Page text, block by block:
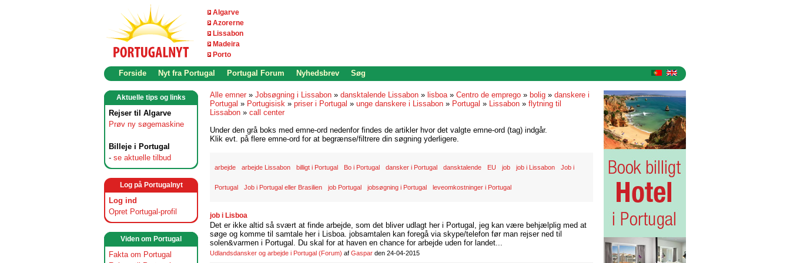
Algarve
Azorerne
Lissabon
Madeira
Porto
Forside Nyt fra Portugal Portugal Forum Nyhedsbrev Søg
Aktuelle tips og links
Rejser til Algarve
Prøv ny søgemaskine
Billeje i Portugal
- se aktuelle tilbud
Log på Portugalnyt
Log ind
Opret Portugal-profil
Viden om Portugal
Fakta om Portugal
Alle emner » Jobsøgning i Lissabon » dansktalende Lissabon » lisboa» Centro de emprego » bolig » danskere i
Portugal » Portugisisk » priser i Portugal » unge danskere i Lissabon » Portugal » Lissabon » flytning til
Lissabon » call center
Under den grå boks med emne-ord nedenfor findes de artikler hvor det valgte emne-ord (tag) indgår.
Klik evt. på flere emne-ord for at begrænse/filtrere din søgning yderligere.
arbejde arbejde Lissabon billigt i Portugal Bo i Portugal dansker i Portugal dansktalende EU job job i Lissabon Job i
Portugal Job i Portugal eller Brasilien job Portugal jobsøgning i Portugal leveomkostninger i Portugal
job i Lisboa
Det er ikke altid så svært at finde arbejde, som det bliver udlagt her i Portugal, jeg kan være behjælplig med at
søge og komme til samtale her i Lisboa. jobsamtalen kan foregå via skype/telefon før man rejser ned til
solen&varmen i Portugal. Du skal for at haven en chance for arbejde uden for landet...
Udlandsdansker og arbejde i Portugal (Forum) af Gaspar den 24-04-2015